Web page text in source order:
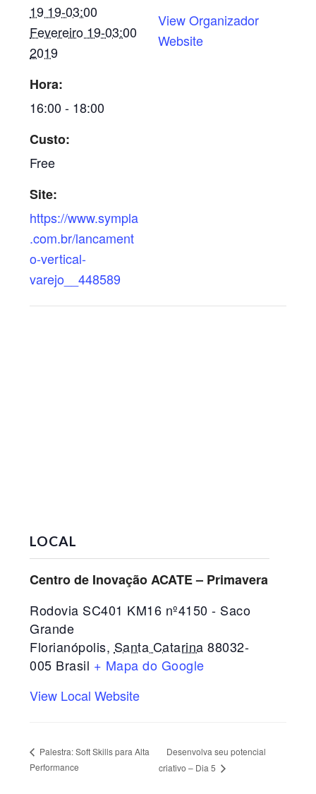
19 19-03:00
Fevereiro 19-03:00
2019
Hora:
16:00 - 18:00
Custo:
Free
Site:
https://www.sympla
.com.br/lancament
o-vertical-
varejo__448589
View Organizador
Website
LOCAL
Centro de Inovação ACATE – Primavera
Rodovia SC401 KM16 nº4150 - Saco
Grande
Florianópolis, Santa Catarina 88032-
005 Brasil + Mapa do Google
View Local Website
Palestra: Soft Skills para Alta
Performance
Desenvolva seu potencial
criativo – Dia 5